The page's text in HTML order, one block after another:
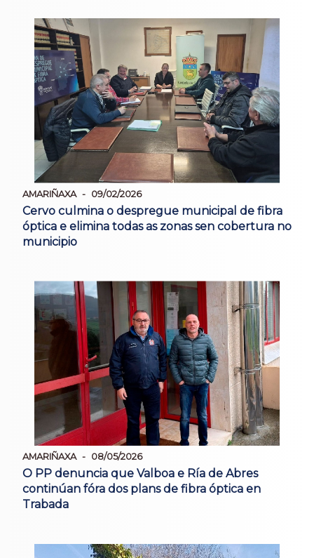
AMARIÑAXA 09/02/2026
Cervo culmina o despregue municipal de fibra
óptica e elimina todas as zonas sen cobertura no
municipio
AMARIÑAXA 08/05/2026
O PP denuncia que Valboa e Ría de Abres
continúan fóra dos plans de fibra óptica en
Trabada